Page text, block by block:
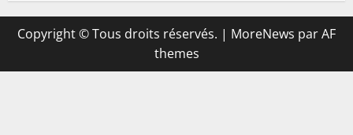
Copyright © Tous droits réservés. | MoreNews par AF
themes